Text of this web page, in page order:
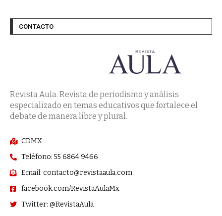
CONTACTO
Revista Aula. Revista de periodismo y análisis
especializado en temas educativos que fortalece el
debate de manera libre y plural.
CDMX
Teléfono: 55 6864 9466
Email: contacto@revistaaula.com
facebook.com/RevistaAulaMx
Twitter: @RevistaAula